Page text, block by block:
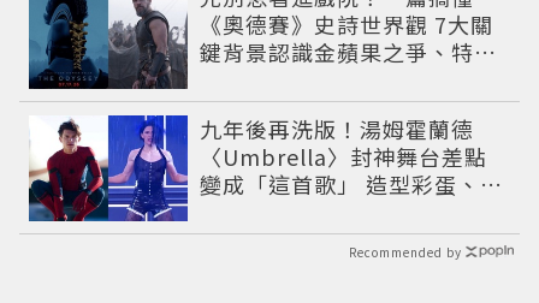
《奧德賽》史詩世界觀 7大關
鍵背景認識金蘋果之爭、特洛
九年後再洗版！湯姆霍蘭德
〈Umbrella〉封神舞台差點
變成「這首歌」 造型彩蛋、暖
Recommended by